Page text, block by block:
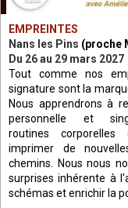
EMPREINTES
Nans les Pins (proche
Du 26 au 29 mars 2027
Tout comme nos
signature sont la
Nous apprendrons à
personnelle et
routines
imprimer de
chemins.
Nous nous
surprises inhérente à
schémas et enrichir la